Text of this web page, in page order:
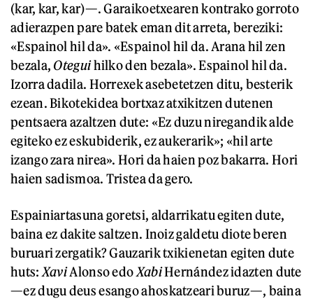
(kar, kar, kar)—. Garaikoetxearen kontrako gorroto
adierazpen pare batek eman dit arreta, bereziki:
«Espainol hil da». «Espainol hil da. Arana hil zen
bezala, Oteguihilko den bezala». Espainol hil da.
Izorra dadila. Horrexek asebetetzen ditu, besterik
ezean. Bikotekidea bortxaz atxikitzen dutenen
pentsaera azaltzen dute: «Ez duzu niregandik alde
egiteko ez eskubiderik, ez aukerarik»; «hil arte
izango zara nirea». Hori da haien poz bakarra. Hori
haien sadismoa. Tristea da gero.
Espainiartasuna goretsi, aldarrikatu egiten dute,
baina ez dakite saltzen. Inoiz galdetu diote beren
buruari zergatik? Gauzarik txikienetan egiten dute
huts: XaviAlonso edoXabiHernández idazten dute
—ez dugu deus esango ahoskatzeari buruz—, baina